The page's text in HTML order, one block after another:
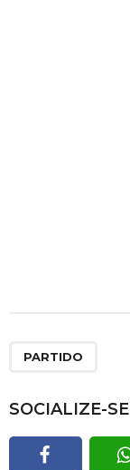
PARTIDO
SOCIALIZE-SE